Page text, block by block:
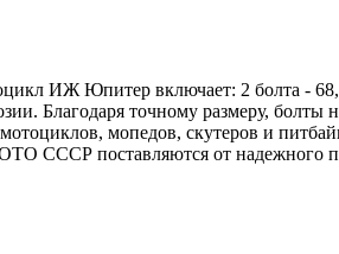
ИЖ Юпитер включает: 2 болта -
Благодаря точному размеру,
мопедов, скутеров и
СССР поставляются от надежного